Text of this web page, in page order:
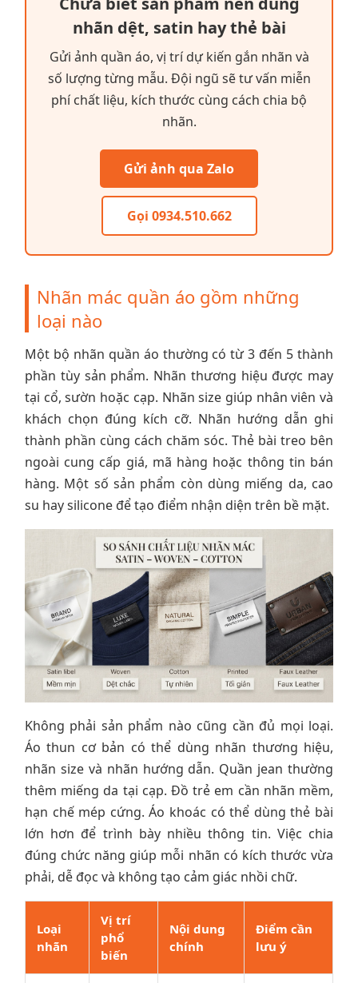
nhãn dệt, satin hay thẻ bài
Gửi ảnh quần áo, vị trí dự kiến gắn nhãn và
số lượng từng mẫu. Đội ngũ sẽ tư vấn miễn
phí chất liệu, kích thước cùng cách chia bộ
nhãn.
Gửi ảnh qua Zalo
Gọi 0934.510.662
Nhãn mác quần áo gồm những
loại nào
Một bộ nhãn quần áo thường có từ 3 đến 5 thành
phần tùy sản phẩm. Nhãn thương hiệu được may
tại cổ, sườn hoặc cạp. Nhãn size giúp nhân viên và
khách chọn đúng kích cỡ. Nhãn hướng dẫn ghi
thành phần cùng cách chăm sóc. Thẻ bài treo bên
ngoài cung cấp giá, mã hàng hoặc thông tin bán
hàng. Một số sản phẩm còn dùng miếng da, cao
su hay silicone để tạo điểm nhận diện trên bề mặt.
Không phải sản phẩm nào cũng cần đủ mọi loại.
Áo thun cơ bản có thể dùng nhãn thương hiệu,
nhãn size và nhãn hướng dẫn. Quần jean thường
thêm miếng da tại cạp. Đồ trẻ em cần nhãn mềm,
hạn chế mép cứng. Áo khoác có thể dùng thẻ bài
lớn hơn để trình bày nhiều thông tin. Việc chia
đúng chức năng giúp mỗi nhãn có kích thước vừa
phải, dễ đọc và không tạo cảm giác nhồi chữ.
Loại
nhãn
Vị trí
phổ
biến
Nội dung
chính
Điểm cần
lưu ý